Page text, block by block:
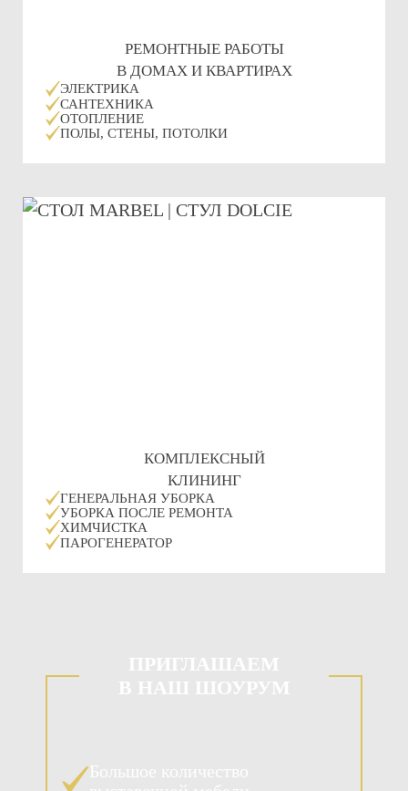
РЕМОНТНЫЕ РАБОТЫ
В ДОМАХ И КВАРТИРАХ
ЭЛЕКТРИКА
САНТЕХНИКА
ОТОПЛЕНИЕ
ПОЛЫ, СТЕНЫ, ПОТОЛКИ
КОМПЛЕКСНЫЙ
КЛИНИНГ
ГЕНЕРАЛЬНАЯ УБОРКА
УБОРКА ПОСЛЕ РЕМОНТА
ХИМЧИСТКА
ПАРОГЕНЕРАТОР